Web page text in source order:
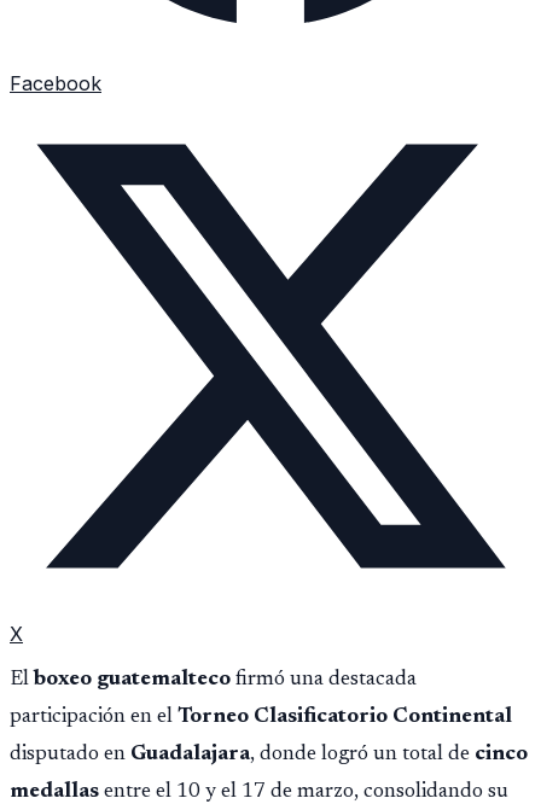
Facebook
X
El boxeo guatemalteco firmó una destacada
participación en el Torneo Clasificatorio Continental
disputado en Guadalajara, donde logró un total de cinco
medallas entre el 10 y el 17 de marzo, consolidando su